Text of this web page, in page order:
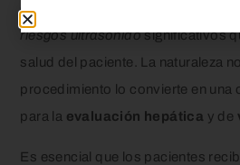
disponibles en la actualidad. No se
riesgos ultrasonidosignificativos
salud del paciente. La naturaleza
procedimiento lo convierte en una
para la evaluación hepática y de
Es esencial que los pacientes